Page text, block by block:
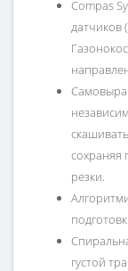
Compas
датчиков
сохраняя
резки.
густой